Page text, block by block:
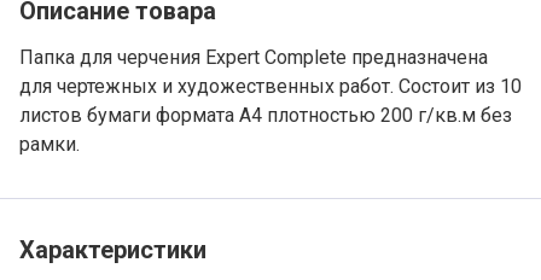
Описание товара
Папка для черчения Expert Complete предназначена
для чертежных и художественных работ. Состоит из 10
листов бумаги формата А4 плотностью 200 г/кв.м без
рамки.
Характеристики